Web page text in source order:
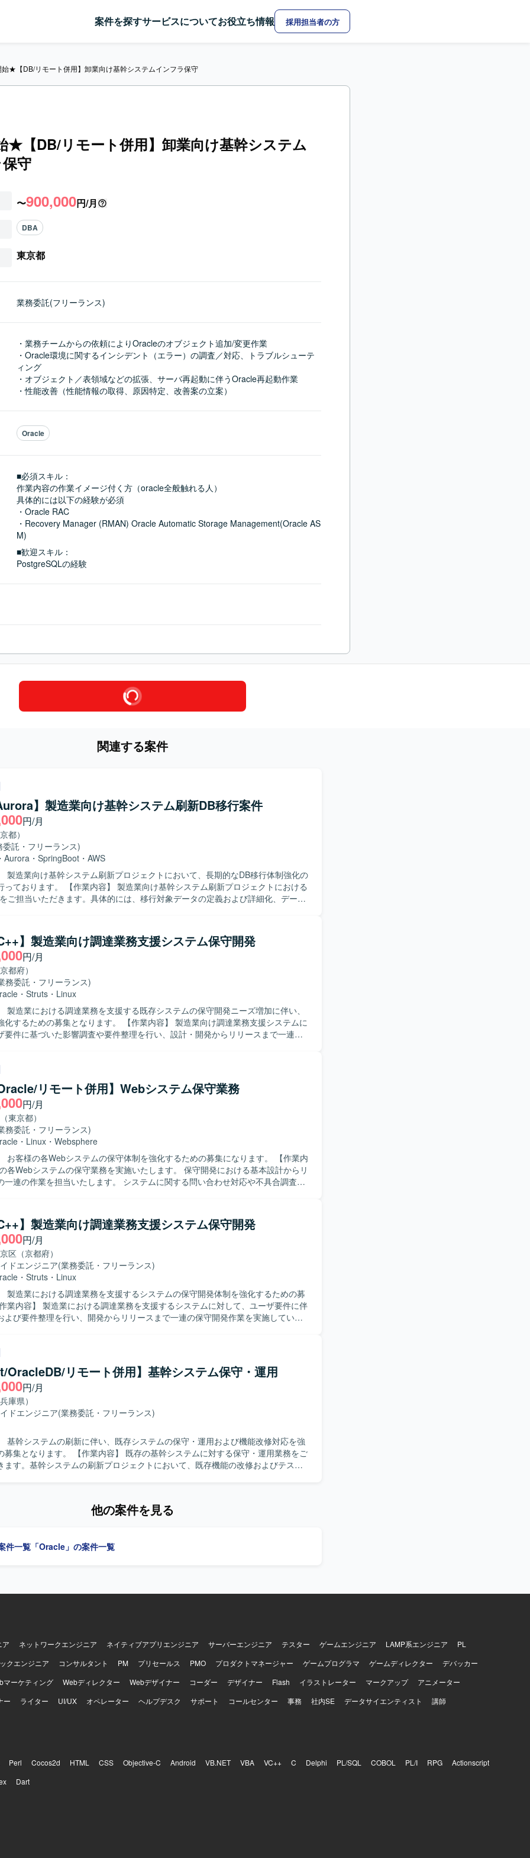
案件を探すサービスについてお役立ち情報 採用担当者の方
★【DB/リモート併用】卸業向け基幹システムインフラ保守
★【DB/リモート併用】卸業向け基幹システム
守
〜900,000円/月
DBA
東京都
業務委託(フリーランス)
・業務チームからの依頼によりOracleのオブジェクト追加/変更作業
・Oracle環境に関するインシデント（エラー）の調査／対応、トラブルシューテ
ィング
・オブジェクト／表領域などの拡張、サーバ再起動に伴うOracle再起動作業
・性能改善（性能情報の取得、原因特定、改善案の立案）
Oracle
■必須スキル：
作業内容の作業イメージ付く方（oracle全般触れる人）
具体的には以下の経験が必須
・Oracle RAC
・Recovery Manager (RMAN) Oracle Automatic Storage Management(Oracle AS
M)
■歓迎スキル：
PostgreSQLの経験
関連する案件
】製造業向け基幹システム刷新DB移行案件
円/月
都）
委託・フリーランス)
・ Aurora ・ SpringBoot ・ AWS
製造業向け基幹システム刷新プロジェクトにおいて、長期的なDB移行体制強化の
製造業向け基幹システム刷新プロジェクトにおける
ご担当いただきます。具体的には、移行対象データの定義および詳細化、データ
る方を求めております。チームメンバーと協調しながら、責任感を持って長期的
ただける方が望ましいです。 【ポジションの魅力】 大規模な基幹シス
ジェクトにおいて、DB移行領域を上流からテストまで一貫して担当できるため、
関するスキルを幅広くかつ深く習得することができます。クラウドDBやモダンな
基盤と連携した環境での経験を積むことができます。 【開発環境】 DBは
（MySQL/PostgreSQL）を利用し、サーバーサイドはJava（Springboot）や
いて開発しております。フロントエンドはReact（Next）およびTypeScriptを採
ソースコード管理にはGithub、コミュニケーションにはSlackやMicrosoftTeamsを
ます。
】製造業向け調達業務支援システム保守開発
円/月
都府）
務委託・フリーランス)
・ Struts ・ Linux
製造業における調達業務を支援する既存システムの保守開発ニーズ増加に伴い、
集となります。 【作業内容】 製造業向け調達業務支援システムに
要件に基づいた影響調査や要件整理を行い、設計・開発からリリースまで一連の
っていただける方を求めています。一連の開発工程を主体的に進められ、関係者
ュニケーションを取りながら品質と生産性の両立を図れる方が望ましいです。
の魅力】 業務に密着したシステムの保守開発を通じて、製造業の調達業務に関す
識を深めることができます。影響調査からリリースまでを一貫して担当するた
下流まで幅広い工程を経験でき、技術力と業務理解の双方を高められる環境で
発環境】 言語：Java、C++ DB：Oracle、PostgreSQL FW：Struts OS：Linux
リモート併用】Webシステム保守業務
円/月
東京都）
務委託・フリーランス)
・ Linux ・ Websphere
お客様の各Webシステムの保守体制を強化するための募集になります。 【作業内
各Webシステムの保守業務を実施いたします。 保守開発における基本設計からリ
一連の作業を担当いたします。 システムに関する問い合わせ対応や不具合調査な
迎いたします。 【ポジションの魅力】 複数のWebシステムの保守業
設計からリリースまで一貫した経験を積むことができます。 問い合わせ対応や不
て、システム全体の構造理解や問題解決力を高めることができます。 【開発環
るWebシステム、Oracleデータベース、Linux環境での保守開発を行います。
】製造業向け調達業務支援システム保守開発
円/月
区（京都府）
ドエンジニア(業務委託・フリーランス)
・ Struts ・ Linux
製造業における調達業務を支援するシステムの保守開発体制を強化するための募
よび要件整理を行い、開発からリリースまで一連の保守開発作業を実施していた
きたいと考えています。 【ポジションの魅力】 製造業の調達業務を支
ステムの保守開発に携わることで、業務理解と技術力の双方を高めることができ
要件整理からリリースまで一貫して関わることで、フルスタックな開発スキルと
とができます。 【開発環境】 言語：Java、C++ DB：Oracle、
：Struts OS：Linux
OracleDB/リモート併用】基幹システム保守・運用
円/月
庫県）
ドエンジニア(業務委託・フリーランス)
基幹システムの刷新に伴い、既存システムの保守・運用および機能改修対応を強
容】 既存の基幹システムに対する保守・運用業務をご
ます。基幹システムの刷新プロジェクトにおいて、既存機能の改修およびテスト
するポジションです。 【ポジションの魅力】 基幹システム刷新に関わ
ことができます。 【開発環境】 VB.netおよびOracleDBを中心とし
他の案件を見る
件一覧 「Oracle」の案件一覧
ア ネットワークエンジニア ネイティブアプリエンジニア サーバーエンジニア テスター ゲームエンジニア LAMP系エンジニア
PL
クエンジニア コンサルタント PM プリセールス PMO プロダクトマネージャー ゲームプログラマ ゲームディレクター
デバッカー
マーケティング Webディレクター Webデザイナー コーダー デザイナー Flash イラストレーター マークアップ
アニメーター
ー ライター UI/UX オペレーター ヘルプデスク サポート コールセンター 事務 社内SE データサイエンティスト 講師
Perl Cocos2d HTML CSS Objective-C Android VB.NET VBA VC++ C Delphi PL/SQL COBOL PL/I RPG
Actionscript
Dart